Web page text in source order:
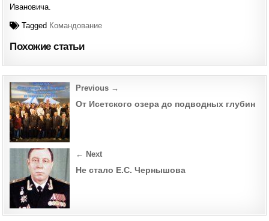
Ивановича.
Tagged Командование
Похожие статьи
Post
navigation
Previous →
От Исетского озера до подводных глубин
← Next
Не стало Е.С. Чернышова